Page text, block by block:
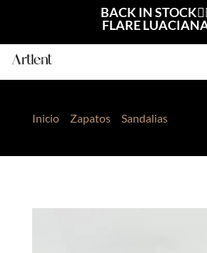
BACK IN
FLARE
Inicio> Zapatos> Sandalias>